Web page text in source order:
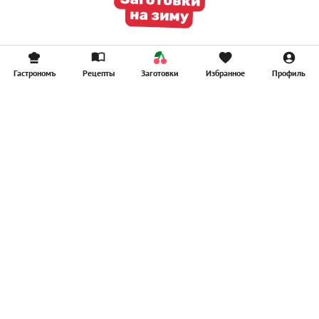
Гастрономъ Рецепты Заготовки Избранное Профиль